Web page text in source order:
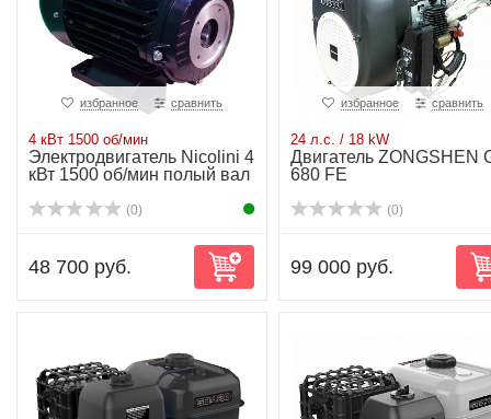
избранное сравнить
4 кВт 1500 об/мин
Электродвигатель Nicolini 4
кВт 1500 об/мин полый вал
(0)
48 700 руб.
избранное сравнить
24 л.с. / 18 kW
Двигатель ZONGSHEN
680 FE
(0)
99 000 руб.